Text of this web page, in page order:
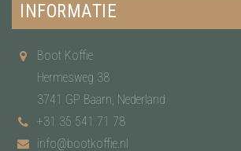
INFORMATIE
Boot Koffie
Hermesweg 38
3741 GP Baarn, Nederland
+31 35 541 71 78
info@bootkoffie.nl